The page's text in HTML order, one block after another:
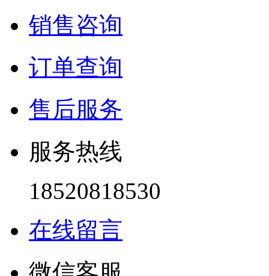
销售咨询
订单查询
售后服务
服务热线
18520818530
在线留言